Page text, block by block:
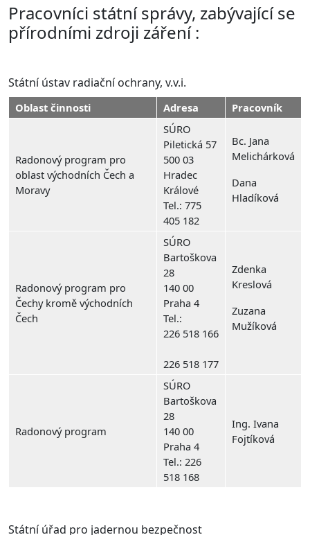
Pracovníci státní správy, zabývající se
přírodními zdroji záření :
Státní ústav radiační ochrany, v.v.i.
Oblast činnosti Adresa Pracovník
Radonový program pro
oblast východních Čech a
Moravy
SÚRO
Piletická 57
500 03
Hradec
Králové
Tel.: 775
405 182
Bc. Jana
Melichárková
Dana
Hladíková
Radonový program pro
Čechy kromě východních
Čech
SÚRO
Bartoškova
28
140 00
Praha 4
Tel.:
226 518 166
226 518 177
Zdenka
Kreslová
Zuzana
Mužíková
Radonový program
SÚRO
Bartoškova
28
140 00
Praha 4
Tel.: 226
518 168
Ing. Ivana
Fojtíková
Státní úřad pro jadernou bezpečnost